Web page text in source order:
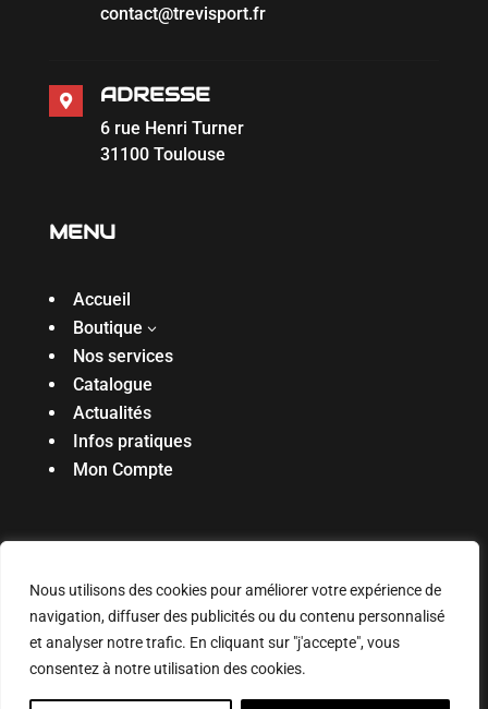
Nous utilisons des cookies pour améliorer votre expérience de
navigation, diffuser des publicités ou du contenu personnalisé
et analyser notre trafic. En cliquant sur "j'accepte", vous
consentez à notre utilisation des cookies.
contact@trevisport.fr
 ADRESSE
6 rue Henri Turner
31100 Toulouse
MENU
Accueil
Boutique 3
Nos services
Catalogue
Actualités
Infos pratiques
Mon Compte
Réalisé par l’agenceDigiibuz🐝Copyright ©
2025. Tous droits réservés
Mentions légales & politique de confidentialité
Connexion